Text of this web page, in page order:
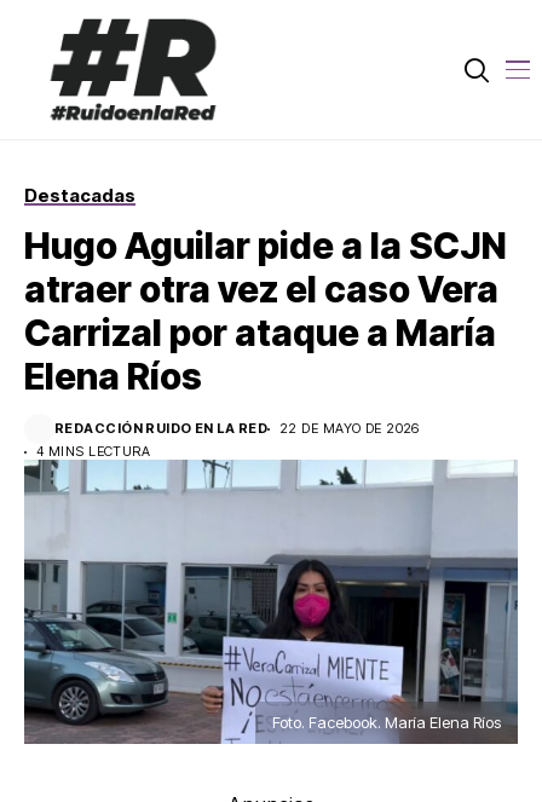
Destacadas
Hugo Aguilar pide a la SCJN
atraer otra vez el caso Vera
Carrizal por ataque a María
Elena Ríos
REDACCIÓN RUIDO EN LA RED
22 DE MAYO DE 2026
4 MINS LECTURA
Foto. Facebook. María Elena Ríos